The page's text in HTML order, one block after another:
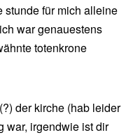
stunde für mich alleine
war genauestens
totenkrone
der kirche (hab leider
war, irgendwie ist dir